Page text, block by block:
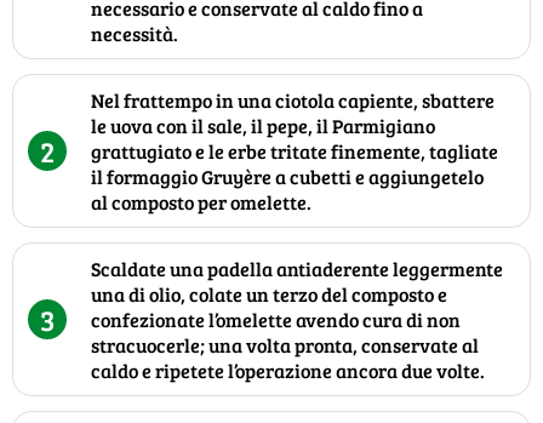
necessario e conservate al caldo fino a
necessità.
2
Nel frattempo in una ciotola capiente, sbattere
le uova con il sale, il pepe, il Parmigiano
grattugiato e le erbe tritate finemente, tagliate
il formaggio Gruyère a cubetti e aggiungetelo
al composto per omelette.
3
Scaldate una padella antiaderente leggermente
una di olio, colate un terzo del composto e
confezionate l’omelette avendo cura di non
stracuocerle; una volta pronta, conservate al
caldo e ripetete l’operazione ancora due volte.